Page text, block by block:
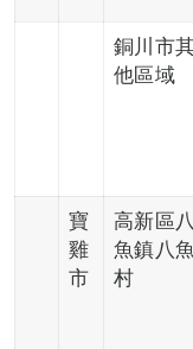
銅川市
他區域
寶
雞
市
高新區八
魚鎮八魚
村